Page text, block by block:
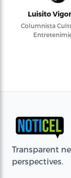
Luisito
Columnista
Transparent
perspectives.